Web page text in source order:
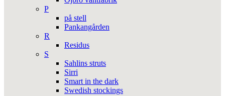
P
på stell
Pankangården
R
Residus
S
Sahlins struts
Sirri
Smart in the dark
Swedish stockings